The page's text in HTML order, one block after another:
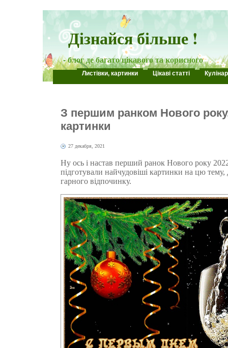
Дізнайся більше !
- блог де багато цікавого та корисного
Листівки, картинки Цікаві статті
З першим ранком Нового
картинки
27 декабря, 2021
Ну ось і настав перший ранок Нового року
підготували найчудовіші картинки на цю тему,
гарного відпочинку.